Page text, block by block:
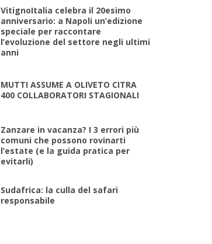
VitignoItalia celebra il 20esimo
anniversario: a Napoli un’edizione
speciale per raccontare
l’evoluzione del settore negli ultimi
anni
MUTTI ASSUME A OLIVETO CITRA
400 COLLABORATORI STAGIONALI
Zanzare in vacanza? I 3 errori più
comuni che possono rovinarti
l’estate (e la guida pratica per
evitarli)
Sudafrica: la culla del safari
responsabile